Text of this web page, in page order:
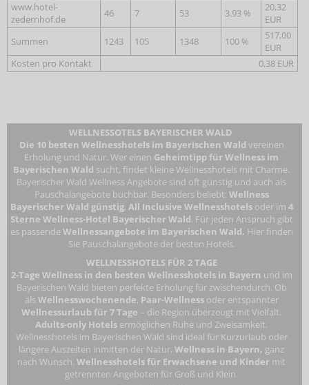
www.hotel-
zedernhof.de
46 7 53 3.93 %
20,32
EUR
Summen
1243 105 1348 100 %
517,00
EUR
Kosten pro Kontakt
0,38 EUR
WELLNESSOTELS BAYERISCHER WALD
Die 10 besten Wellnesshotels im Bayerischen Wald vereinen
Erholung und Natur. Wer einen Geheimtipp für Wellness im
Bayerischen Wald sucht, findet kleine Wellnesshotels mit Charme.
Bayerischer Wald Wellness Angebote sind oft günstig und auch als
Pauschalangebote buchbar. Besonders beliebt: Wellness
Bayerischer Wald günstig, All Inclusive Wellnesshotels oder im 4
Sterne Wellness-Hotel Bayerischer Wald. Für jeden Anspruch gibt
es passendeWellnessangebote im Bayerischen Wald. Hier finden
Sie Pauschalangebote der besten Hotels.
WELLNESSHOTELS FÜR 2 TAGE
2-Tage Wellness in den besten Wellnesshotels in Bayern und im
Bayerischen Wald bieten perfekte Erholung für zwischendurch. Ob
als Wellnesswochenende, Paar-Wellness oder entspannter
Wellnessurlaub für 7 Tage – die Region überzeugt mit Vielfalt.
Adults-only Hotels ermöglichen Ruhe und Zweisamkeit.
Wellnesshotels im Bayerischen Wald sind ideal für Kurzurlaub oder
längere Auszeiten inmitten der Natur.Wellness in Bayern, ganz
nach Wunsch.Wellnesshotels für Erwachsene und Kinder mit
getrennten Angeboten für Groß und Klein.